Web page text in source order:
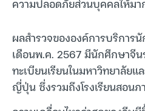
ผลสำรวจขององค์การบริกา
เดือนพ.ค. 2567 มีนักศึกษาจี
ทะเบียนเรียนในมหาวิทยาลัย
ญี่ปุ่น ซึ่งรวมถึงโรงเรียนสอน